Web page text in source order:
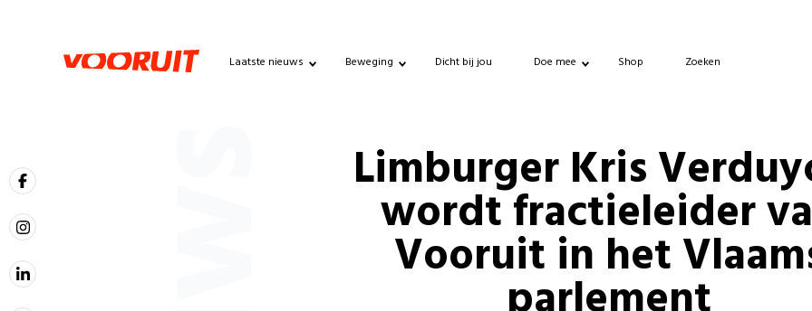
Laatste nieuws Beweging Dicht bij jou Doe mee Shop Zoeken
Limburger Kris
wordt fractieleider
Vooruit in het